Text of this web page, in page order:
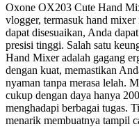
Oxone OX203 Cute Hand
vlogger, termasuk hand
dapat disesuaikan, Anda
presisi tinggi. Salah satu
Hand Mixer adalah gagang
dengan kuat, memastikan
nyaman tanpa merasa lelah.
cukup dengan daya hanya
menghadapi berbagai tugas.
menarik membuatnya tampil